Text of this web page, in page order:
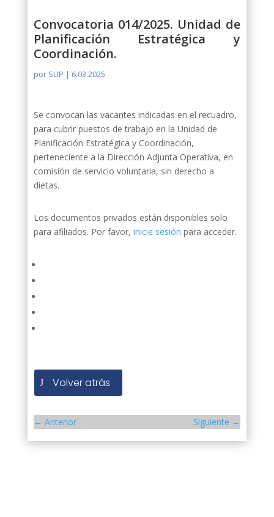
Convocatoria 014/2025. Unidad de
Planificación Estratégica y
Coordinación.
por SUP | 6.03.2025
Se convocan las vacantes indicadas en el recuadro,
para cubrir puestos de trabajo en la Unidad de
Planificación Estratégica y Coordinación,
perteneciente a la Dirección Adjunta Operativa, en
comisión de servicio voluntaria, sin derecho a
dietas.
Los documentos privados están disponibles solo
para afiliados. Por favor, inicie sesión para acceder.
Volver atrás
← Anterior Siguiente →